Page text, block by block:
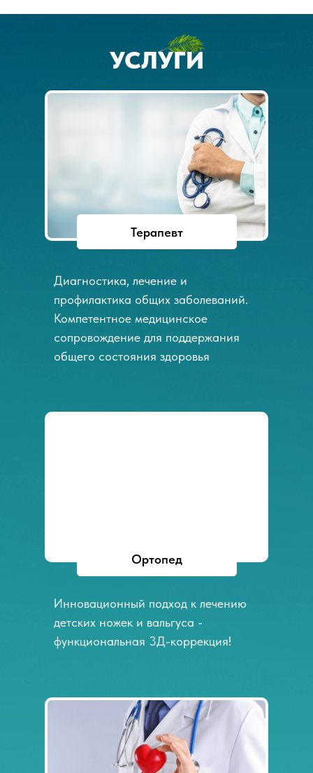
Инновационный подход к лечению
детских ножек и вальгуса -
функциональная 3Д-коррекция!
Диагностика, лечение и
профилактика общих заболеваний.
Компетентное медицинское
сопровождение для поддержания
общего состояния здоровья
Терапевт
Ортопед
УСЛУГИ